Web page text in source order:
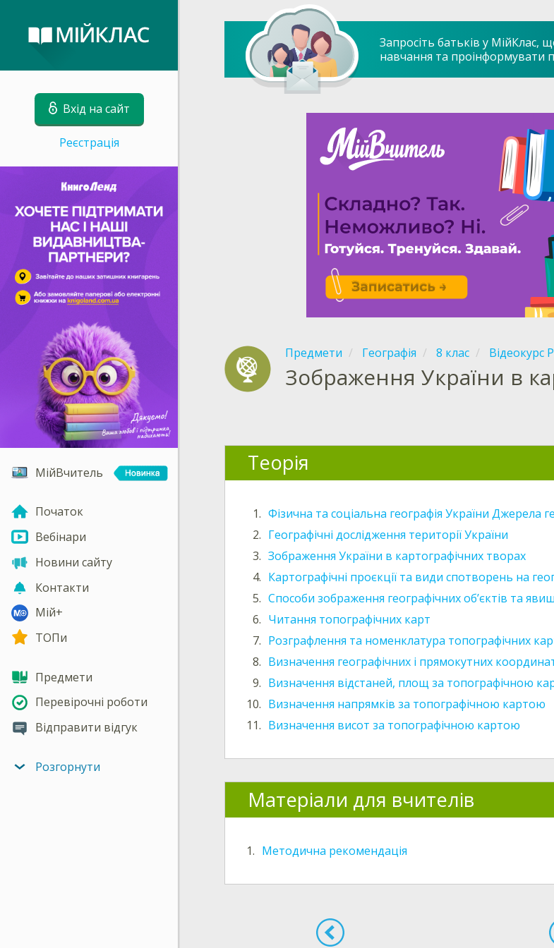
Вхід на сайт
Реєстрація
МійВчитель
Початок
Вебінари
Новини сайту
Контакти
Мій+
ТОПи
Предмети
Перевірочні роботи
Відправити відгук
Розгорнути
Запросіть батьків у МійКлас,
навчання та проінформувати
Предмети Географія 8 клас Відеокурс
Зображення України в
Теорія
1. Фізична та соціальна географія України Джерела
2. Географічні дослідження території України
3. Зображення України в картографічних творах
4. Картографічні проєкції та види спотворень на
5. Способи зображення географічних об’єктів та
6. Читання топографічних карт
7. Розграфлення та номенклатура топографічних
8. Визначення географічних і прямокутних
9. Визначення відстаней, площ за топографічною
10. Визначення напрямків за топографічною картою
11. Визначення висот за топографічною картою
Матеріали для вчителів
1. Методична рекомендація